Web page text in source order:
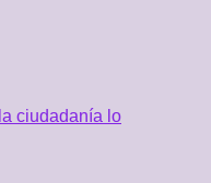
ciudadanía lo